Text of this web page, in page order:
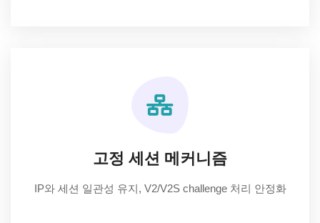
고정 세션 메커니즘
IP와 세션 일관성 유지, V2/V2S challenge 처리 안정화